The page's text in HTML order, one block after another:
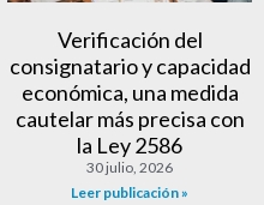
Verificación del
consignatario y capacidad
económica, una medida
cautelar más precisa con
la Ley 2586
30 julio, 2026
Leer publicación »